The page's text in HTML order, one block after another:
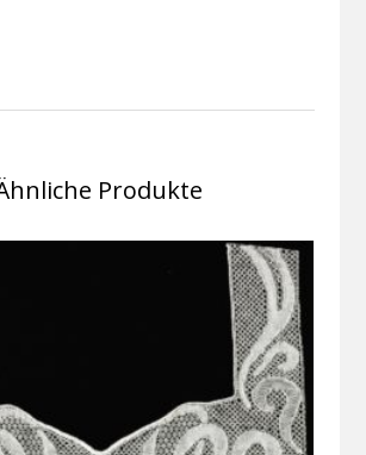
Produkte